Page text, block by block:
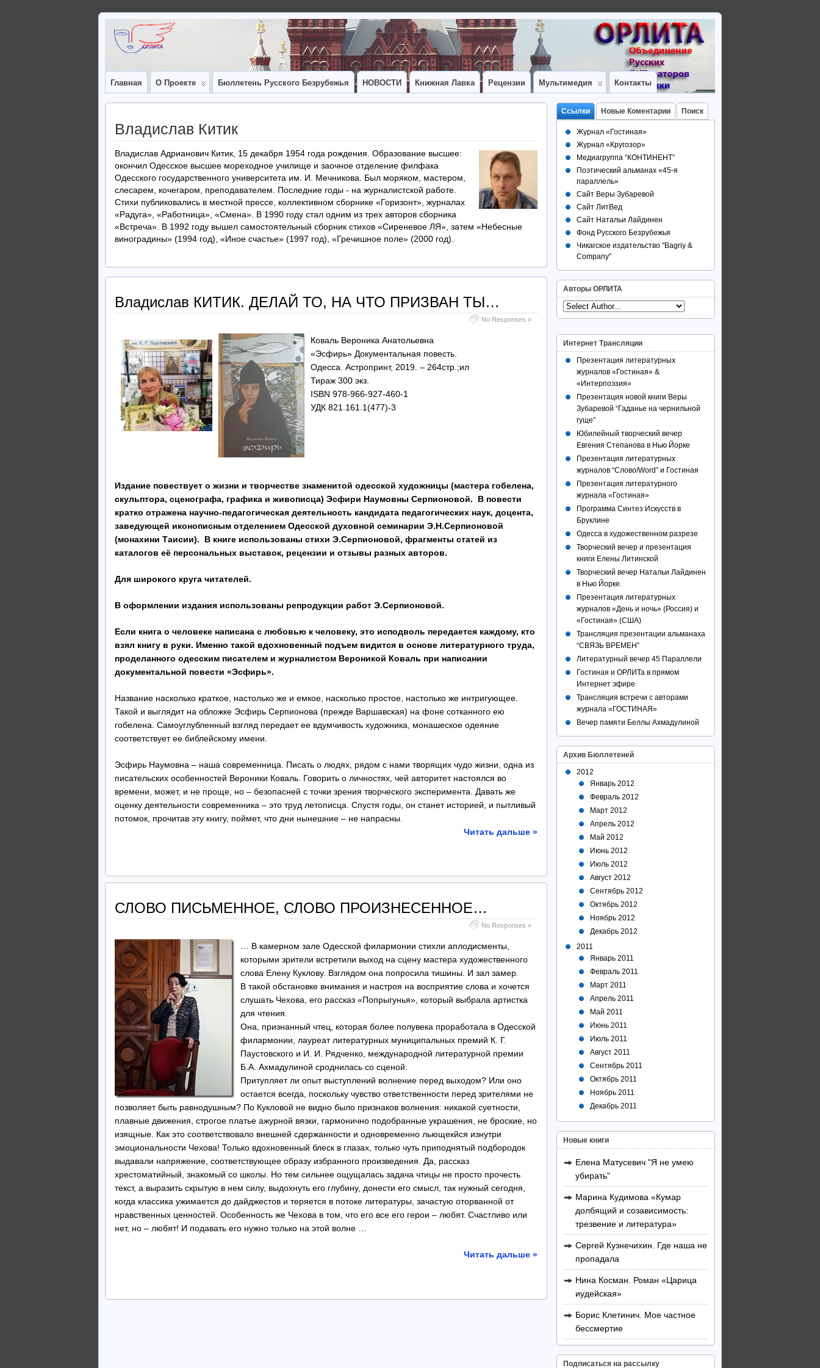
Главная О Проекте Бюллетень Русского Безрубежья НОВОСТИ Книжная Лавка Рецензии Мультимедия Контакты
Владислав Китик
Владислав Адрианович Китик, 15 декабря 1954 года рождения. Образование высшее:
окончил Одесское высшее мореходное училище и заочное отделение филфака
Одесского государственного университета им. И. Мечникова. Был моряком, мастером,
слесарем, кочегаром, преподавателем. Последние годы - на журналистской работе.
Стихи публиковались в местной прессе, коллективном сборнике «Горизонт», журналах
«Радуга», «Работница», «Смена». В 1990 году стал одним из трех авторов сборника
«Встреча». В 1992 году вышел самостоятельный сборник стихов «Сиреневое ЛЯ», затем «Небесные
виноградины» (1994 год), «Иное счастье» (1997 год), «Гречишное поле» (2000 год).
Владислав КИТИК. ДЕЛАЙ ТО, НА ЧТО ПРИЗВАН ТЫ…
No Responses »
Коваль Вероника Анатольевна
«Эсфирь» Документальная повесть.
Одесса. Астропринт, 2019. – 264стр.;ил
Тираж 300 экз.
ISBN 978-966-927-460-1
УДК 821.161.1(477)-3
Издание повествует о жизни и творчестве знаменитой одесской художницы (мастера гобелена,
скульптора, сценографа, графика и живописца) Эсфири Наумовны Серпионовой.
В повести
кратко отражена научно-педагогическая деятельность кандидата педагогических наук, доцента,
заведующей иконописным отделением Одесской духовной семинарии Э.Н.Серпионовой
(монахини Таисии).
В книге использованы стихи Э.Серпионовой, фрагменты статей из
каталогов её персональных выставок, рецензии и отзывы разных авторов.
Для широкого круга читателей.
В оформлении издания использованы репродукции работ Э.Серпионовой.
Если книга о человеке написана с любовью к человеку, это исподволь передается каждому, кто
взял книгу в руки. Именно такой вдохновенный подъем видится в основе литературного труда,
проделанного одесским писателем и журналистом Вероникой Коваль при написании
документальной повести «Эсфирь».
Название насколько краткое, настолько же и емкое, насколько простое, настолько же интригующее.
Такой и выглядит на обложке Эсфирь Серпионова (прежде Варшавская) на фоне сотканного ею
гобелена. Самоуглубленный взгляд передает ее вдумчивость художника, монашеское одеяние
соответствует ее библейскому имени.
Эсфирь Наумовна – наша современница. Писать о людях, рядом с нами творящих чудо жизни, одна из
писательских особенностей Вероники Коваль. Говорить о личностях, чей авторитет настоялся во
времени, может, и не проще, но – безопасней с точки зрения творческого эксперимента. Давать же
оценку деятельности современника – это труд летописца. Спустя годы, он станет историей, и пытливый
потомок, прочитав эту книгу, поймет, что дни нынешние – не напрасны.
Читать дальше »
СЛОВО ПИСЬМЕННОЕ, СЛОВО ПРОИЗНЕСЕННОЕ…
No Responses »
… В камерном зале Одесской филармонии стихли аплодисменты,
которыми зрители встретили выход на сцену мастера художественного
слова Елену Куклову. Взглядом она попросила тишины. И зал замер.
В такой обстановке внимания и настроя на восприятие слова и хочется
слушать Чехова, его рассказ «Попрыгунья», который выбрала артистка
для чтения.
Она, признанный чтец, которая более полувека проработала в Одесской
филармонии, лауреат литературных муниципальных премий К. Г.
Паустовского и И. И. Рядченко, международной литературной премии
Б.А. Ахмадулиной сроднилась со сценой.
Притупляет ли опыт выступлений волнение перед выходом? Или оно
остается всегда, поскольку чувство ответственности перед зрителями не
позволяет быть равнодушным? По Кукловой не видно было признаков волнения: никакой суетности,
плавные движения, строгое платье ажурной вязки, гармонично подобранные украшения, не броские, но
изящные. Как это соответствовало внешней сдержанности и одновременно льющекйся изнутри
эмоциональности Чехова! Только вдохновенный блеск в глазах, только чуть приподнятый подбородок
выдавали напряжение, соответствующее образу избранного произведения. Да, рассказ
хрестоматийный, знакомый со школы. Но тем сильнее ощущалась задача чтицы не просто прочесть
текст, а выразить скрытую в нем силу, выдохнуть его глубину, донести его смысл, так нужный сегодня,
когда классика ужимается до дайджестов и теряется в потоке литературы, зачастую оторванной от
нравственных ценностей. Особенность же Чехова в том, что его все его герои – любят. Счастливо или
нет, но – любят! И подавать его нужно только на этой волне …
Читать дальше »
Ссылки Новые Коментарии Поиск
Журнал «Гостиная»
Журнал «Кругозор»
Медиагруппа “КОНТИНЕНТ”
Поэтический альманах «45-я
параллель»
Сайт Веры Зубаревой
Сайт ЛитВед
Сайт Натальи Лайдинен
Фонд Русского Безрубежья
Чикагское издательство "Bagriy &
Company"
Авторы ОРЛИТА
Интернет Трансляции
Презентация литературных
журналов «Гостиная» &
«Интерпоэзия»
Презентация новой книги Веры
Зубаревой “Гаданье на чернильной
гуще”
Юбилейный творческий вечер
Евгения Степанова в Нью Йорке
Презентация литературных
журналов “Слово/Word” и Гостиная
Презентация литературного
журнала «Гостиная»
Программа Синтез Искусств в
Бруклине
Одесса в художественном разрезе
Творческий вечер и презентация
книги Елены Литинской
Творческий вечер Натальи Лайдинен
в Нью Йорке.
Презентация литературных
журналов «День и ночь» (Россия) и
«Гостиная» (США)
Трансляция презентации альманаха
“СВЯЗЬ ВРЕМЕН”
Литературный вечер 45 Параллели
Гостиная и ОРЛИТа в прямом
Интернет эфире
Трансляция встречи с авторами
журнала «ГОСТИНАЯ»
Вечер памяти Беллы Ахмадулиной
Архив Бюллетеней
2012
Январь 2012
Февраль 2012
Март 2012
Апрель 2012
Май 2012
Июнь 2012
Июль 2012
Август 2012
Сентябрь 2012
Октябрь 2012
Ноябрь 2012
Декабрь 2012
2011
Январь 2011
Февраль 2011
Март 2011
Апрель 2011
Май 2011
Июнь 2011
Июль 2011
Август 2011
Сентябрь 2011
Октябрь 2011
Ноябрь 2011
Декабрь 2011
Новые книги
Елена Матусевич "Я не умею
убирать"
Марина Кудимова «Кумар
долбящий и созависимость:
трезвение и литература»
Сергей Кузнечихин. Где наша не
пропадала
Нина Косман. Роман «Царица
иудейская»
Борис Клетинич. Мое частное
бессмертие
Подписаться на рассылку